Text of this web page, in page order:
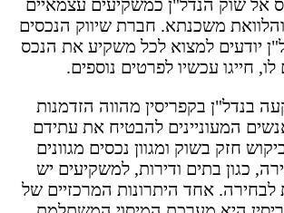
אל שוק הנדל"ן כמשקיעים עצמאיים
משכנתא. חברת שיווק הנכסים
יודעים למצוא לכל משקיע את הנכס
חייגו עכשיו לפרטים נוספים.
בנדל"ן בקפריסין מהווה הזדמנות
המעוניינים להבטיח את עתידם
חזק בשוק ומגוון נכסים מגוונים
כגון בתים ודירות, למשקיעים יש
לבחירה. אחד היתרונות המרכזיים של